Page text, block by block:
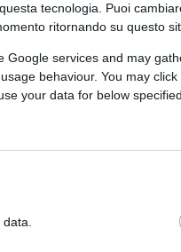
tecnologia. Puoi
ritornando su questo
Google services and may
behaviour. You may
your data for below
QUI
di un